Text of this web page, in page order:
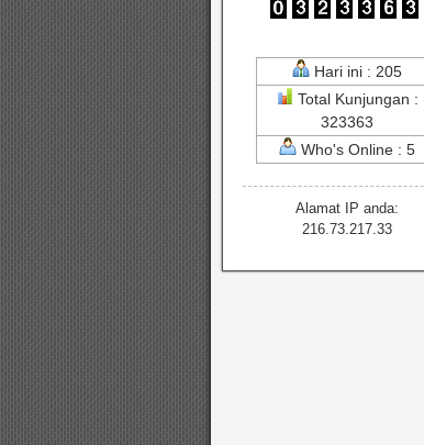
Hari ini : 205
Total Kunjungan :
323363
Who's Online : 5
Alamat IP anda:
216.73.217.33